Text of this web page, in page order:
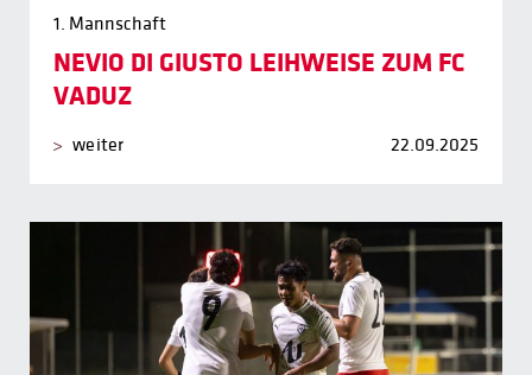
1. Mannschaft
NEVIO DI GIUSTO LEIHWEISE ZUM FC
VADUZ
weiter 22.09.2025